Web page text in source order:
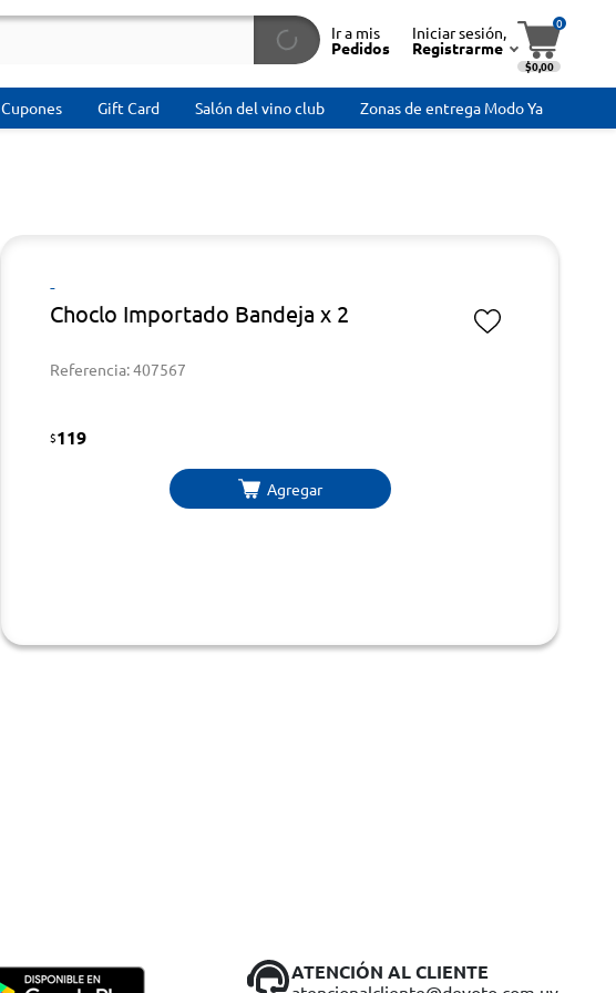
Ir a mis
Pedidos
Iniciar sesión,
Registrarme
0
$0,00
Cupones Gift Card Salón del vino club Zonas de entrega Modo Ya
-
Choclo Importado Bandeja x 2
Referencia: 407567
$119
Agregar
ATENCIÓN AL CLIENTE